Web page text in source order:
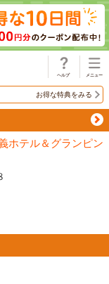
お得な特典をみる
ホテル＆グランピン